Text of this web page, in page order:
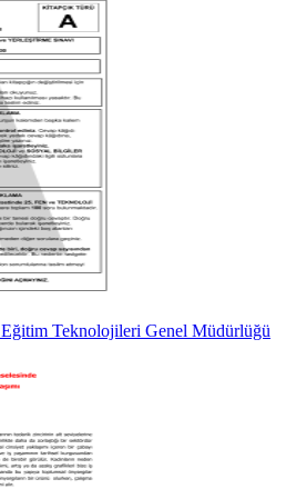
Teknolojileri Genel Müdürlüğü